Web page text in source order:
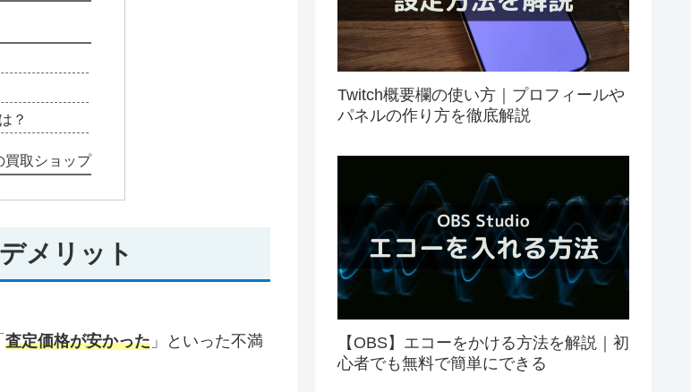
？
買取ショップ
メリット
査定価格が安かった 」といった不満
Twitch概要欄の使い方｜プロフィールや
パネルの作り方を徹底解説
【OBS】エコーをかける方法を解説｜初
心者でも無料で簡単にできる